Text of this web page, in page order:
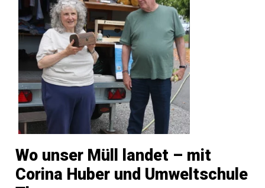
Wo unser Müll landet – mit
Corina Huber und Umweltschule